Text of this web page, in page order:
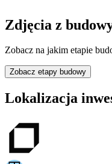
Zdjęcia z
Zobacz na jakim etapie
Zobacz etapy budowy
Lokalizacja